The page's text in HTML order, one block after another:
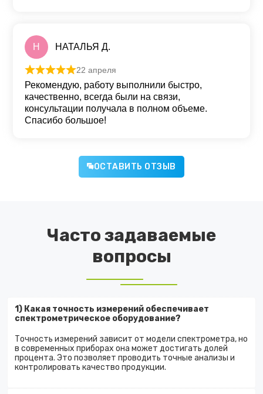
Н НАТАЛЬЯ Д.
Оценка5 из 5
22 апреля
Рекомендую, работу выполнили быстро,
качественно, всегда были на связи,
консультации получала в полном объеме.
Спасибо большое!
ОСТАВИТЬ ОТЗЫВ
Часто задаваемые
вопросы
1) Какая точность измерений обеспечивает
спектрометрическое оборудование?
Точность измерений зависит от модели спектрометра, но
в современных приборах она может достигать долей
процента. Это позволяет проводить точные анализы и
контролировать качество продукции.